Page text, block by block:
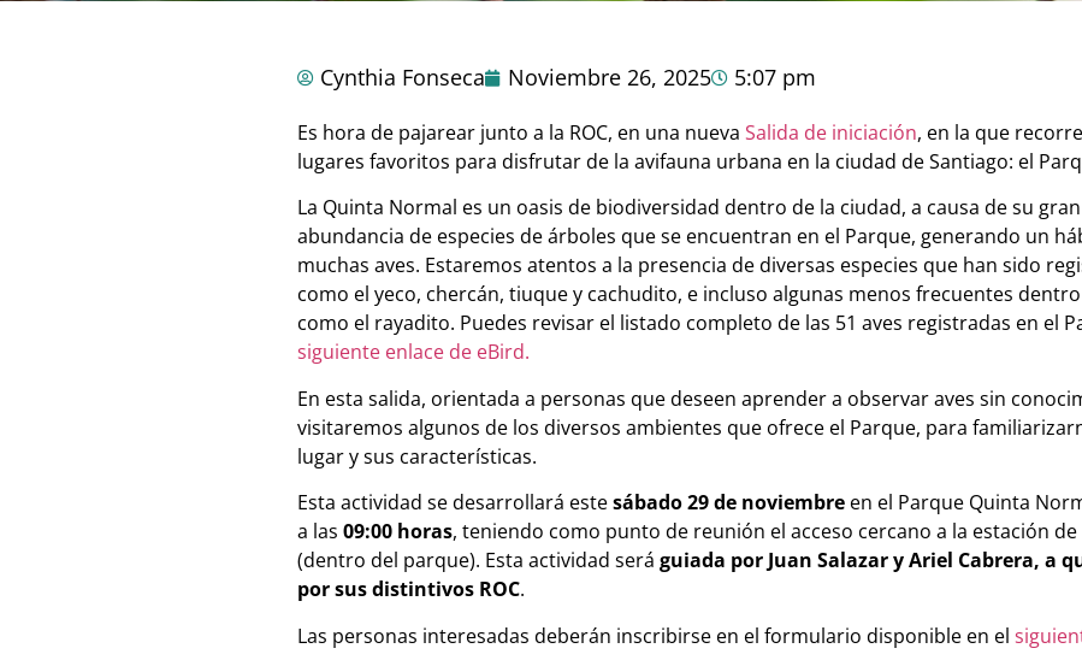
Cynthia Fonseca Noviembre 26, 2025 5:07 pm
Es hora de pajarear junto a la ROC, en una nueva Salida de iniciación, en la que
lugares favoritos para disfrutar de la avifauna urbana en la ciudad de Santiago: el
La Quinta Normal es un oasis de biodiversidad dentro de la ciudad, a causa de su
abundancia de especies de árboles que se encuentran en el Parque, generando un
muchas aves. Estaremos atentos a la presencia de diversas especies que han sido
como el yeco, chercán, tiuque y cachudito, e incluso algunas menos frecuentes
como el rayadito. Puedes revisar el listado completo de las 51 aves registradas en el
siguiente enlace de eBird.
En esta salida, orientada a personas que deseen aprender a observar aves sin
visitaremos algunos de los diversos ambientes que ofrece el Parque, para
lugar y sus características.
Esta actividad se desarrollará estesábado 29 de noviembre en el Parque Quinta
a las 09:00 horas, teniendo como punto de reunión el acceso cercano a la estación
(dentro del parque). Esta actividad será guiada por Juan Salazar y Ariel Cabrera, a
por sus distintivos ROC.
Las personas interesadas deberán inscribirse en el formulario disponible en el